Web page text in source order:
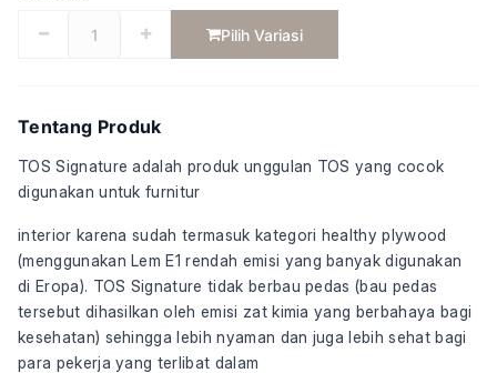
Pilih Variasi
Tentang Produk
TOS Signature adalah produk unggulan TOS yang cocok
digunakan untuk furnitur
interior karena sudah termasuk kategori healthy plywood
(menggunakan Lem E1 rendah emisi yang banyak digunakan
di Eropa). TOS Signature tidak berbau pedas (bau pedas
tersebut dihasilkan oleh emisi zat kimia yang berbahaya bagi
kesehatan) sehingga lebih nyaman dan juga lebih sehat bagi
para pekerja yang terlibat dalam